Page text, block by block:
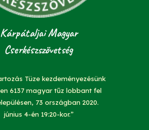
Kárpátaljai Magyar
Cserkészszövetség
Tüze kezdeményezésünk
6137 magyar tűz lobbant fel
73 országban 2020.
június 4-én 19:20-kor.”